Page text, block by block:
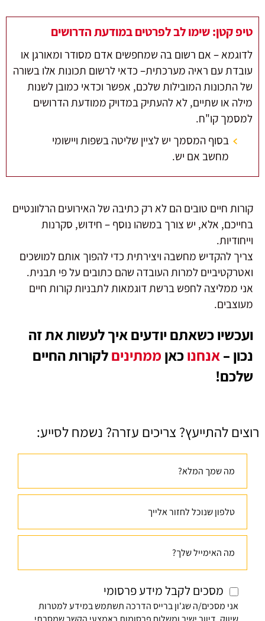
טיפ קטן: שימו לב לפרטים במודעת הדרושים
לדוגמא – אם רשום בה שמחפשים אדם מסודר ומאורגן או
עובדת עם ראיה מערכתית– כדאי לרשום תכונות אלו בשורה
של התכונות המובילות שלכם, אפשר וכדאי כמובן לשנות
מילה או שתיים, לא להעתיק במדויק ממודעת הדרושים
למסמך קו"ח.
בסוף המסמך יש לציין שליטה בשפות ויישומי
מחשב אם יש.
קורות חיים טובים הם לא רק כתיבה של האירועים הרלוונטיים
בחייכם, אלא, יש צורך במשהו נוסף – חידוש, סקרנות
וייחודיות.
צריך להקדיש מחשבה ויצירתית כדי להפוך אותם למושכים
ואטרקטיביים למרות העובדה שהם כתובים על פי תבנית.
אני ממליצה לחפש ברשת דוגמאות לתבניות קורות חיים
מעוצבים.
ועכשיו כשאתם יודעים איך לעשות את זה
נכון –אנחנוכאן ממתיניםלקורות החיים
שלכם!
רוצים להתייעץ? צריכים עזרה? נשמח לסייע:
מסכים לקבל מידע פרסומי
אני מסכים/ה שג'ון ברייס הדרכה תשתמש במידע למטרות